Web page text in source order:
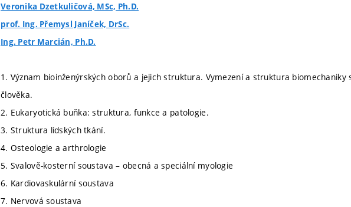
Veronika Dzetkuličová, MSc, Ph.D.
prof. Ing. Přemysl Janíček, DrSc.
Ing. Petr Marcián, Ph.D.
1. Význam bioinženýrských oborů a jejich struktura. Vymezení a struktura
člověka.
2. Eukaryotická buňka: struktura, funkce a patologie.
3. Struktura lidských tkání.
4. Osteologie a arthrologie
5. Svalově-kosterní soustava – obecná a speciální myologie
6. Kardiovaskulární soustava
7. Nervová soustava